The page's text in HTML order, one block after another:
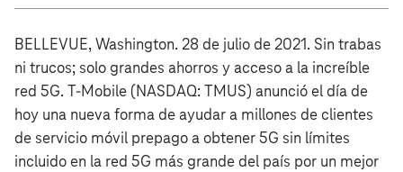
BELLEVUE, Washington. 28 de julio de 2021. Sin trabas
ni trucos; solo grandes ahorros y acceso a la increíble
red 5G. T‑Mobile (NASDAQ: TMUS) anunció el día de
hoy una nueva forma de ayudar a millones de clientes
de servicio móvil prepago a obtener 5G sin límites
incluido en la red 5G más grande del país por un mejor